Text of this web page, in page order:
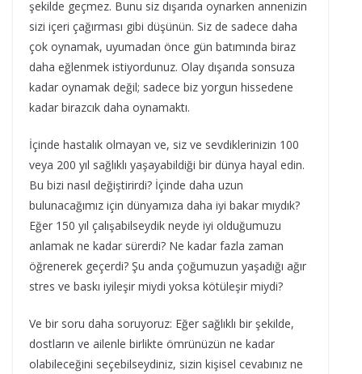
şekilde geçmez. Bunu siz dışarıda oynarken annenizin
sizi içeri çağırması gibi düşünün. Siz de sadece daha
çok oynamak, uyumadan önce gün batımında biraz
daha eğlenmek istiyordunuz. Olay dışarıda sonsuza
kadar oynamak değil; sadece biz yorgun hissedene
kadar birazcık daha oynamaktı.
İçinde hastalık olmayan ve, siz ve sevdiklerinizin 100
veya 200 yıl sağlıklı yaşayabildiği bir dünya hayal edin.
Bu bizi nasıl değiştirirdi? İçinde daha uzun
bulunacağımız için dünyamıza daha iyi bakar mıydık?
Eğer 150 yıl çalışabilseydik neyde iyi olduğumuzu
anlamak ne kadar sürerdi? Ne kadar fazla zaman
öğrenerek geçerdi? Şu anda çoğumuzun yaşadığı ağır
stres ve baskı iyileşir miydi yoksa kötüleşir miydi?
Ve bir soru daha soruyoruz: Eğer sağlıklı bir şekilde,
dostların ve ailenle birlikte ömrünüzün ne kadar
olabileceğini seçebilseydiniz, sizin kişisel cevabınız ne